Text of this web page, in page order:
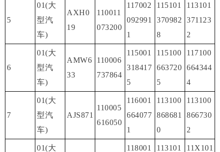
5
01(大
型汽
车)
AXH0
19
110011
073200
117002
092991
1
115101
370982
8
113101
371123
2
6
01(大
型汽
车)
AMW6
33
110006
737864
115001
318417
5
115100
663720
5
117100
664344
4
7
01(大
型汽
车)
AJS871
110005
616050
116001
664077
1
113100
868681
0
113100
866730
2
01(大
118001
113101
11X101